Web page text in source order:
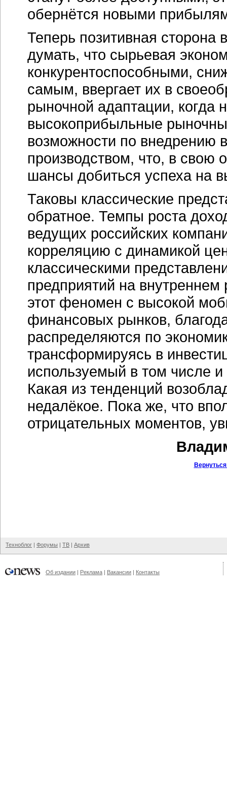
обернётся новыми
Теперь позитивная
думать, что сырьевая
конкурентоспособными,
самым, ввергает их в
рыночной адаптации, когда
высокоприбыльные
возможности по внедрению
производством, что, в
шансы добиться успеха на
Таковы классические
обратное. Темпы роста
ведущих российских
корреляцию с динамикой
классическими
предприятий на
этот феномен с высокой
финансовых рынков,
распределяются по
трансформируясь в
используемый в том числе
Какая из тенденций
недалёкое. Пока же, что
отрицательных моментов,
Техноблог | Форумы | ТВ | Архив
Об издании | Реклама | Вакансии | Контакты